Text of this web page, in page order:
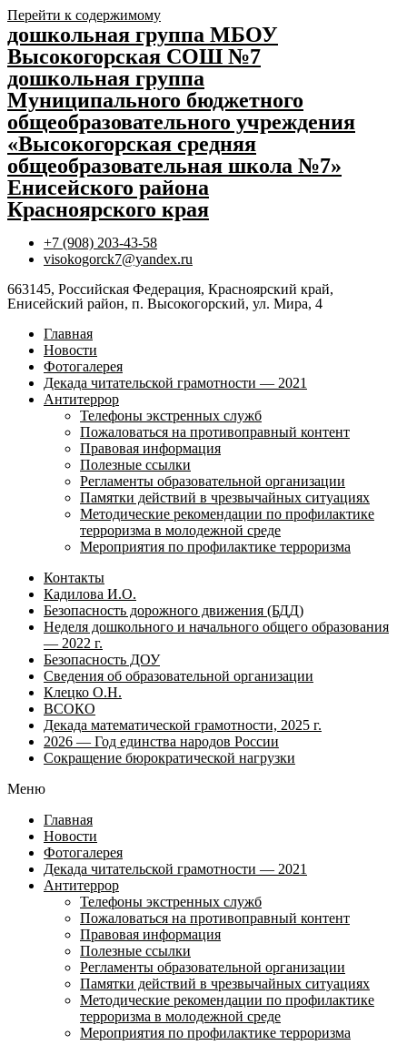
Перейти к содержимому
дошкольная группа МБОУ
Высокогорская СОШ №7
дошкольная группа
Муниципального бюджетного
общеобразовательного учреждения
«Высокогорская средняя
общеобразовательная школа №7»
Енисейского района
Красноярского края
+7 (908) 203-43-58
visokogorck7@yandex.ru
663145, Российская Федерация, Красноярский край,
Енисейский район, п. Высокогорский, ул. Мира, 4
Главная
Новости
Фотогалерея
Декада читательской грамотности — 2021
Антитеррор
Телефоны экстренных служб
Пожаловаться на противоправный контент
Правовая информация
Полезные ссылки
Регламенты образовательной организации
Памятки действий в чрезвычайных ситуациях
Методические рекомендации по профилактике
терроризма в молодежной среде
Мероприятия по профилактике терроризма
Контакты
Кадилова И.О.
Безопасность дорожного движения (БДД)
Неделя дошкольного и начального общего образования
— 2022 г.
Безопасность ДОУ
Сведения об образовательной организации
Клецко О.Н.
ВСОКО
Декада математической грамотности, 2025 г.
2026 — Год единства народов России
Сокращение бюрократической нагрузки
Меню
Главная
Новости
Фотогалерея
Декада читательской грамотности — 2021
Антитеррор
Телефоны экстренных служб
Пожаловаться на противоправный контент
Правовая информация
Полезные ссылки
Регламенты образовательной организации
Памятки действий в чрезвычайных ситуациях
Методические рекомендации по профилактике
терроризма в молодежной среде
Мероприятия по профилактике терроризма